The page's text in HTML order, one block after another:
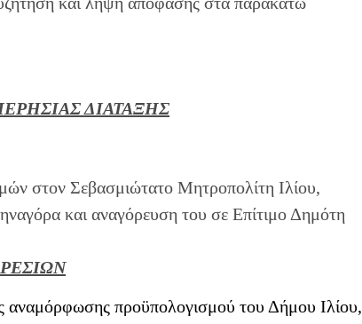
ΔΙΑΤΑΞΗΣ
στον Σεβασμιώτατο Μητροπολίτη Ιλίου,
και αναγόρευση του σε Επίτιμο Δημότη
αναμόρφωσης προϋπολογισμού του Δήμου Ιλίου,